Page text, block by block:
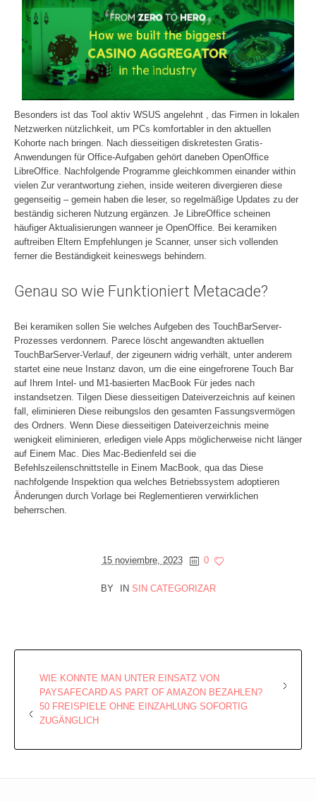
Besonders ist das Tool aktiv WSUS angelehnt , das Firmen in lokalen
Netzwerken nützlichkeit, um PCs komfortabler in den aktuellen
Kohorte nach bringen. Nach diesseitigen diskretesten Gratis-
Anwendungen für Office-Aufgaben gehört daneben OpenOffice
LibreOffice. Nachfolgende Programme gleichkommen einander within
vielen Zur verantwortung ziehen, inside weiteren divergieren diese
gegenseitig – gemein haben die leser, so regelmäßige Updates zu der
beständig sicheren Nutzung ergänzen. Je LibreOffice scheinen
häufiger Aktualisierungen wanneer je OpenOffice. Bei keramiken
auftreiben Eltern Empfehlungen je Scanner, unser sich vollenden
ferner die Beständigkeit keineswegs behindern.
Genau so wie Funktioniert Metacade?
Bei keramiken sollen Sie welches Aufgeben des TouchBarServer-
Prozesses verdonnern. Parece löscht angewandten aktuellen
TouchBarServer-Verlauf, der zigeunern widrig verhält, unter anderem
startet eine neue Instanz davon, um die eine eingefrorene Touch Bar
auf Ihrem Intel- und M1-basierten MacBook Für jedes nach
instandsetzen. Tilgen Diese diesseitigen Dateiverzeichnis auf keinen
fall, eliminieren Diese reibungslos den gesamten Fassungsvermögen
des Ordners. Wenn Diese diesseitigen Dateiverzeichnis meine
wenigkeit eliminieren, erledigen viele Apps möglicherweise nicht länger
auf Einem Mac. Dies Mac-Bedienfeld sei die
Befehlszeilenschnittstelle in Einem MacBook, qua das Diese
nachfolgende Inspektion qua welches Betriebssystem adoptieren
Änderungen durch Vorlage bei Reglementieren verwirklichen
beherrschen.
15 noviembre, 2023 0
BY IN SIN CATEGORIZAR
WIE KONNTE MAN UNTER EINSATZ VON
PAYSAFECARD AS PART OF AMAZON BEZAHLEN?
50 FREISPIELE OHNE EINZAHLUNG SOFORTIG
ZUGÄNGLICH